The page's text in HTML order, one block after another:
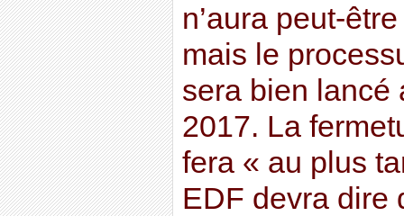
n’aura peut-
mais le
sera bien lancé
2017. La
fera « au plus
EDF devra dire